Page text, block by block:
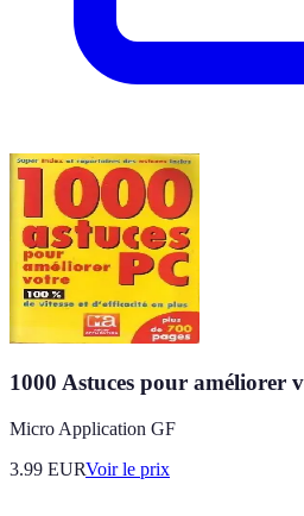
1000 Astuces pour améliorer
Micro Application GF
3.99 EURVoir le prix